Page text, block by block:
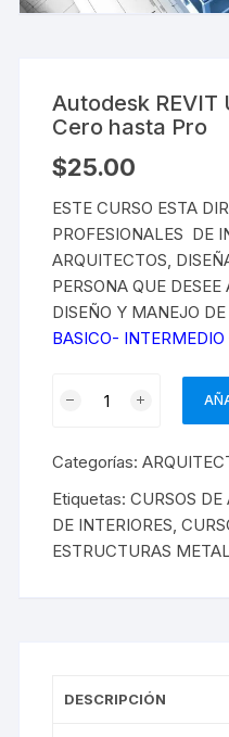
Autodesk REVIT
Cero hasta Pro
$25.00
ESTE CURSO ESTA
PROFESIONALES DE
ARQUITECTOS,
PERSONA QUE
DISEÑO Y MANEJO
BASICO-
Categorías:
Etiquetas:CURSOS
DE INTERIORES,
ESTRUCTURAS
DESCRIPCIÓN